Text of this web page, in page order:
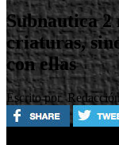
Subnautica 2
criaturas,
con ellas
Escrito por